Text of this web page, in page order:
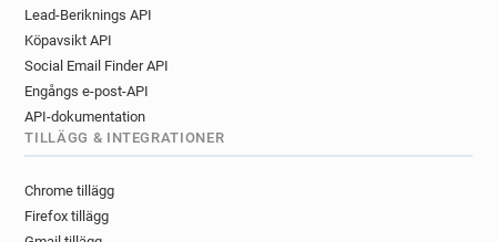
Lead-Beriknings API
Köpavsikt API
Social Email Finder API
Engångs e-post-API
API-dokumentation
TILLÄGG & INTEGRATIONER
Chrome tillägg
Firefox tillägg